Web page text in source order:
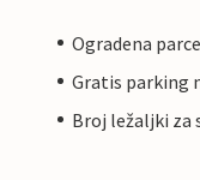
Ogradena
Gratis parking
Broj ležaljki za